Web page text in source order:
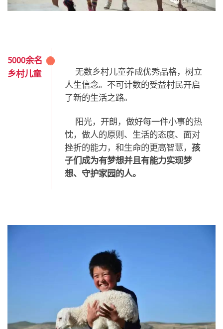
5000余名
乡村儿童
无数乡村儿童养成优秀品格，树立
人生信念。不可计数的受益村民开启
了新的生活之路。
阳光，开朗，做好每一件小事的热
忱，做人的原则、生活的态度、面对
挫折的能力，和生命的更高智慧，孩
子们成为有梦想并且有能力实现梦
想、守护家园的人。